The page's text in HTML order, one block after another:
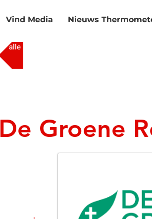
Vind Media Nieuws
alle media
De Groene